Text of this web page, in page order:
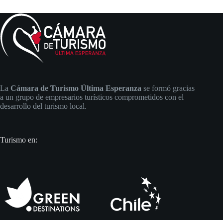
La Cámara de Turismo Última Esperanza se formó gracias
a un grupo de empresarios turísticos comprometidos con el
desarrollo del turismo local.
Turismo en: